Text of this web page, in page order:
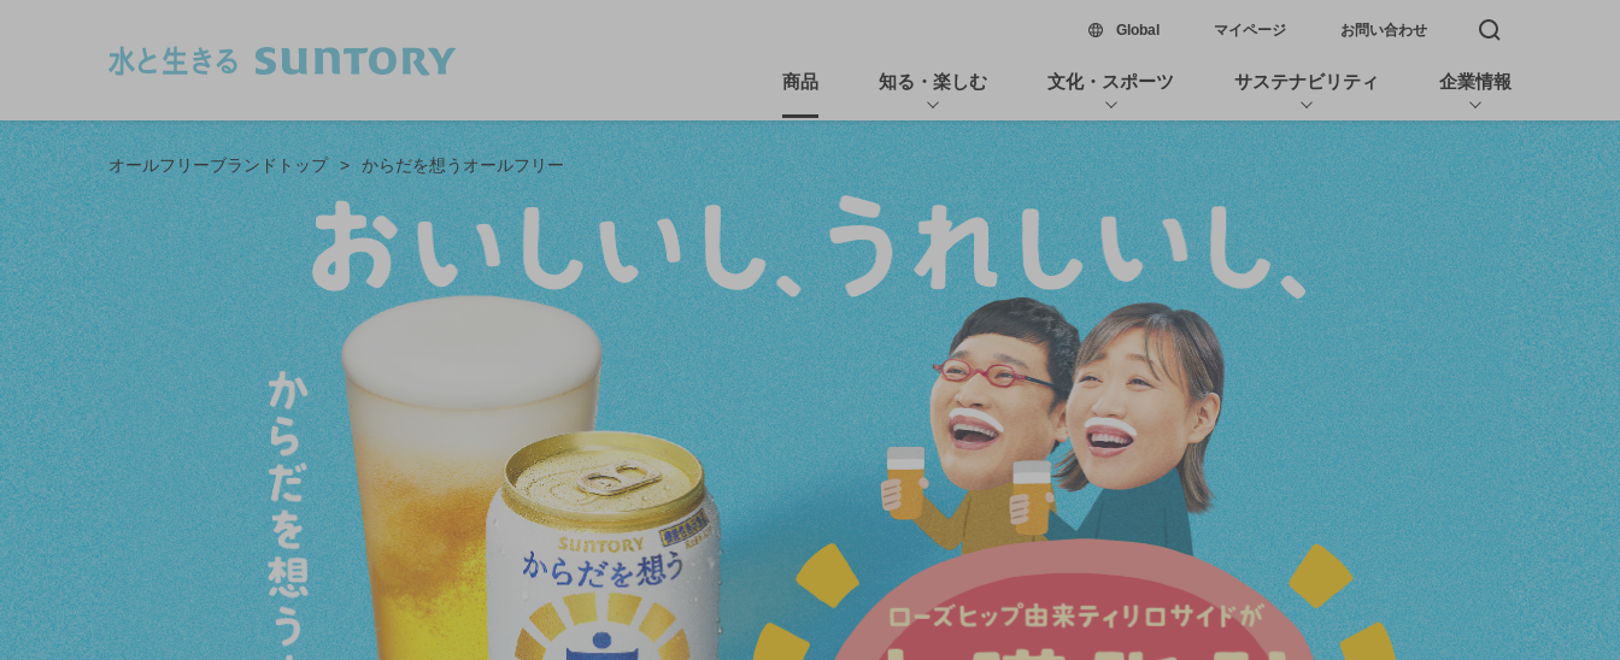
Global新しいウィンドウで開く
マイページ お問い合わせ 検索窓を開く
商品 知る・楽しむ 文化・スポーツ サステナビリティ 企業情報
オールフリーブランドトップ > からだを想うオールフリー